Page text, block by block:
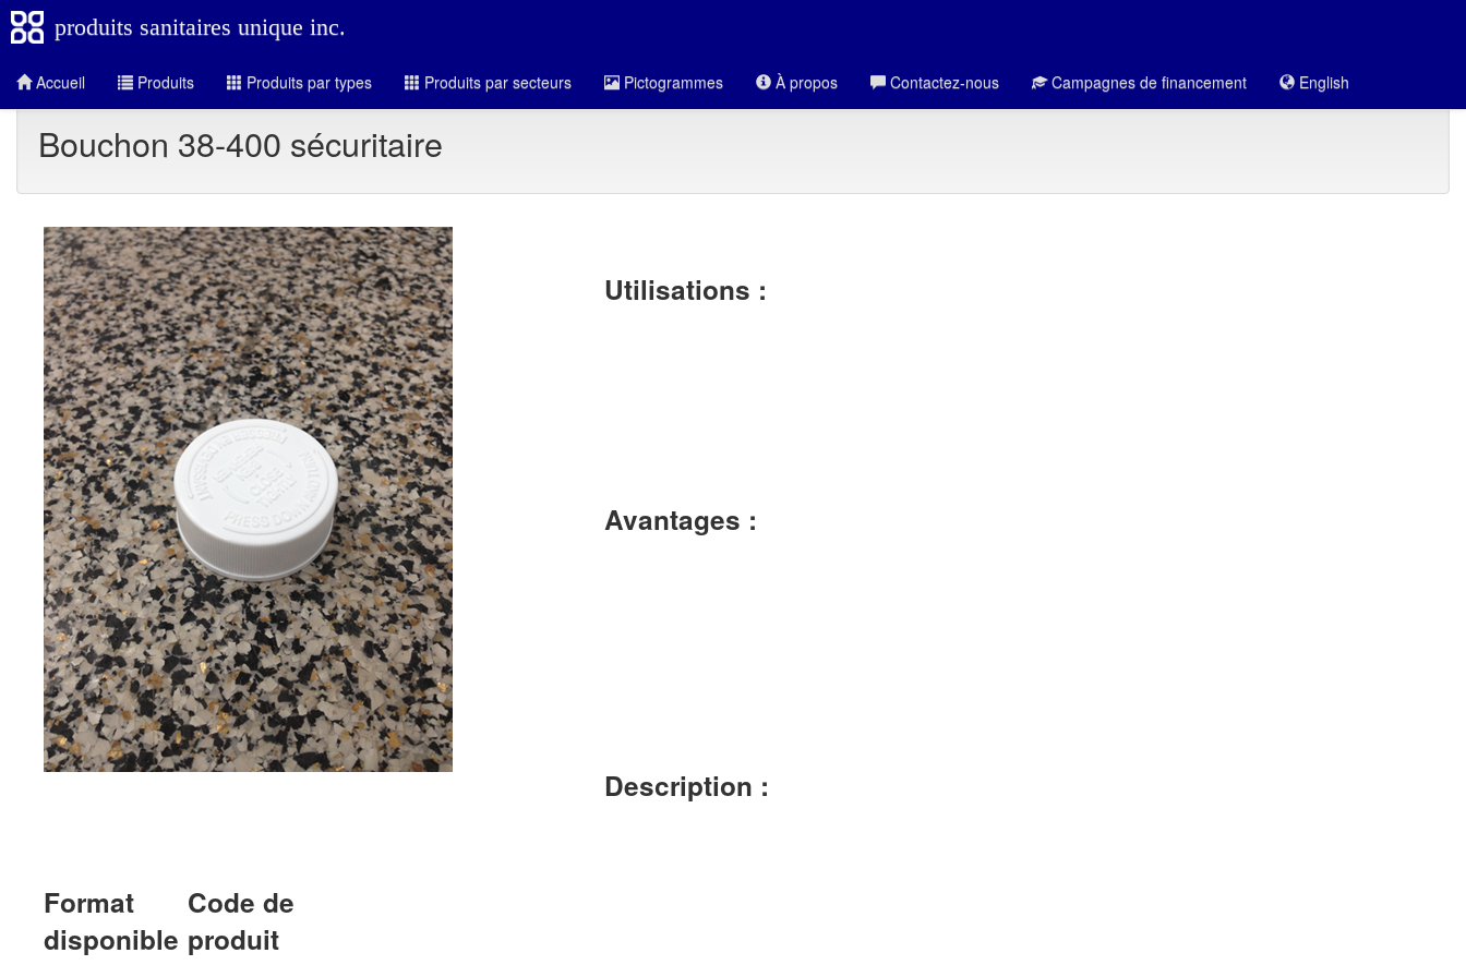
produits sanitaires unique inc.
Accueil Produits Produits par types Produits par secteurs Pictogrammes À propos Contactez-nous Campagnes de financement English
Bouchon 38-400 sécuritaire
Format
disponible
Code de
produit
Utilisations :
Avantages :
Description :